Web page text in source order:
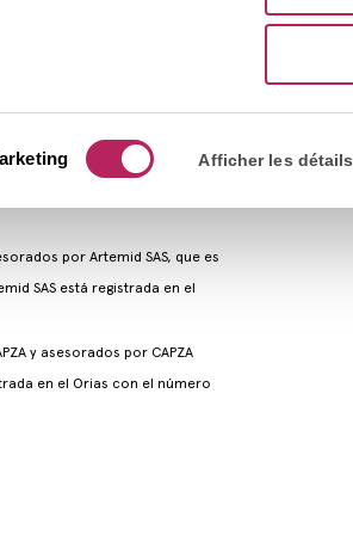
du
Afficher les détails
por Artemid SAS, que es
SAS está registrada en el
y asesorados por CAPZA
en el Orias con el número